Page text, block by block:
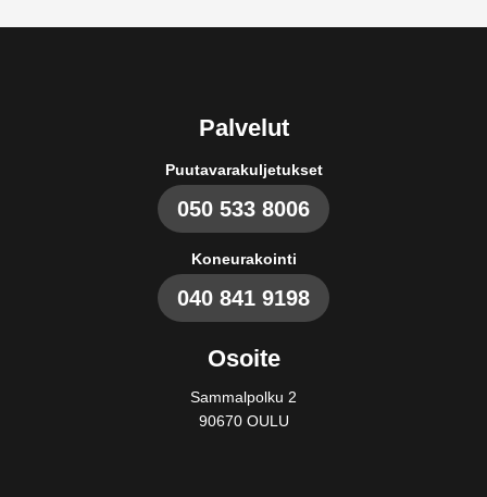
Palvelut
Puutavarakuljetukset
050 533 8006
Koneurakointi
040 841 9198
Osoite
Sammalpolku 2
90670 OULU